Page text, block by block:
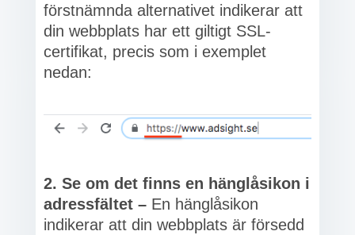
förstnämnda alternativet indikerar att
din webbplats har ett giltigt SSL-
certifikat, precis som i exemplet
nedan:
2. Se om det finns en hänglåsikon i
adressfältet – En hänglåsikon
indikerar att din webbplats är försedd